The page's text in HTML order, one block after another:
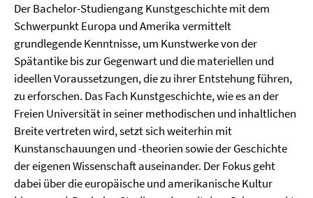
Der Bachelor-Studiengang Kunstgeschichte mit dem
Schwerpunkt Europa und Amerika vermittelt
grundlegende Kenntnisse, um Kunstwerke von der
Spätantike bis zur Gegenwart und die materiellen und
ideellen Voraussetzungen, die zu ihrer Entstehung führen,
zu erforschen. Das Fach Kunstgeschichte, wie es an der
Freien Universität in seiner methodischen und inhaltlichen
Breite vertreten wird, setzt sich weiterhin mit
Kunstanschauungen und -theorien sowie der Geschichte
der eigenen Wissenschaft auseinander. Der Fokus geht
dabei über die europäische und amerikanische Kultur